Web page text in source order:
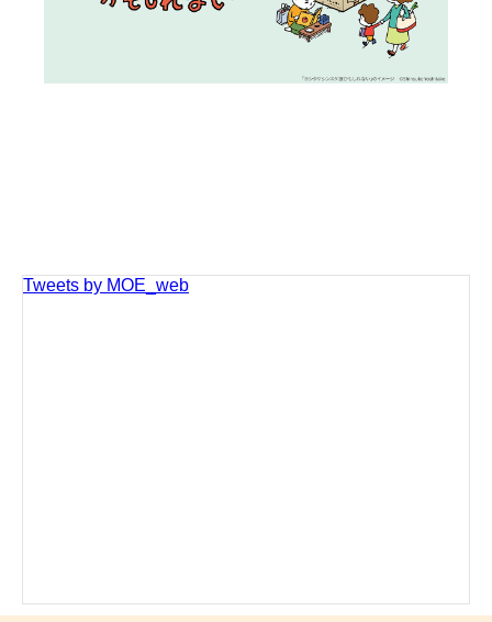
Tweets by MOE_web